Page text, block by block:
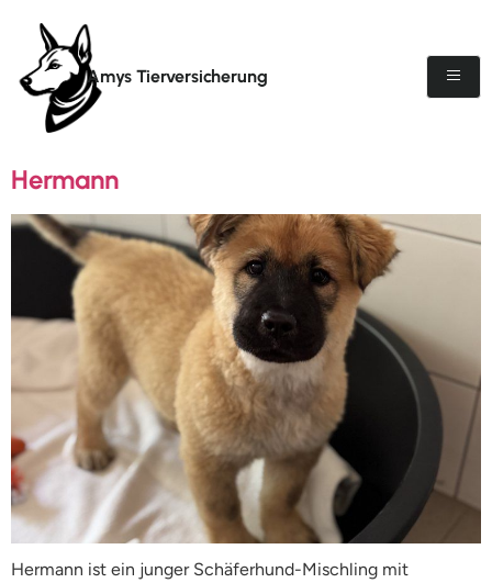
Amys Tierversicherung
Hermann
Hermann ist ein junger Schäferhund-Mischling mit